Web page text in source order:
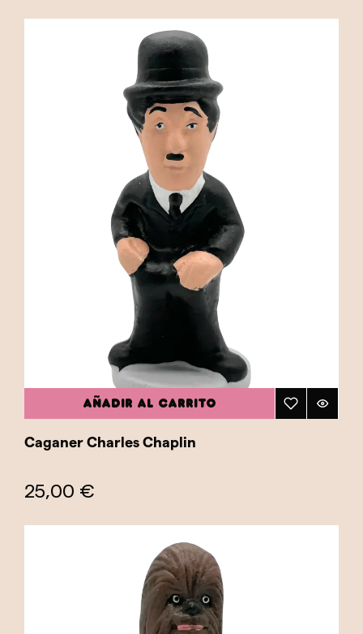
AÑADIR AL CARRITO
Caganer Charles Chaplin
25,00 €